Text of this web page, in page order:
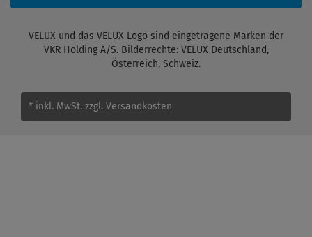
VELUX und das VELUX Logo sind eingetragene Marken der
VKR Holding A/S. Bilderrechte: VELUX Deutschland,
Österreich, Schweiz.
* inkl. MwSt. zzgl. Versandkosten